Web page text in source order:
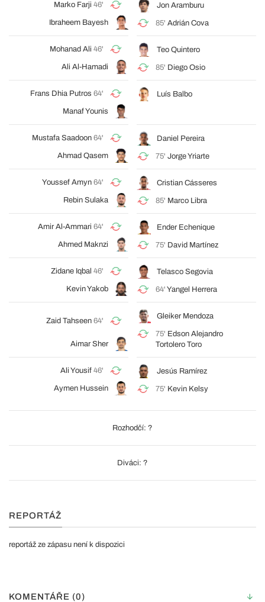
Marko Farji 46'
Ibraheem Bayesh
Jon Aramburu
85' Adrián Cova
Mohanad Ali 46'
Ali Al-Hamadi
Teo Quintero
85' Diego Osio
Frans Dhia Putros 64'
Manaf Younis
Luís Balbo
Mustafa Saadoon 64'
Ahmad Qasem
Daniel Pereira
75' Jorge Yriarte
Youssef Amyn 64'
Rebin Sulaka
Cristian Cásseres
85' Marco Libra
Amir Al-Ammari 64'
Ahmed Maknzi
Ender Echenique
75' David Martínez
Zidane Iqbal 46'
Kevin Yakob
Telasco Segovia
64' Yangel Herrera
Zaid Tahseen 64'
Aimar Sher
Gleiker Mendoza
75' Edson Alejandro
Tortolero Toro
Ali Yousif 46'
Aymen Hussein
Jesús Ramírez
75' Kevin Kelsy
Rozhodčí: ?
Diváci: ?
REPORTÁŽ
reportáž ze zápasu není k dispozici
KOMENTÁŘE (0)